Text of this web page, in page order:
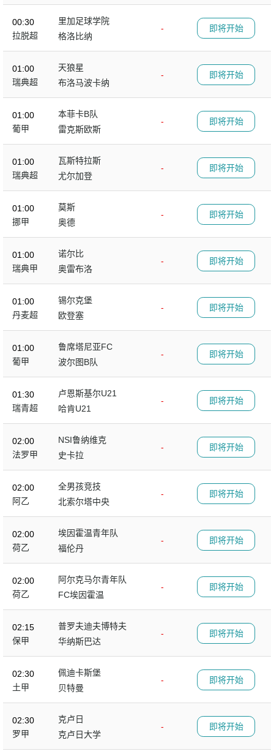
00:30
拉脱超
里加足球学院
-
格洛比纳
即将开始
01:00
瑞典超
天狼星
-
布洛马波卡纳
即将开始
01:00
葡甲
本菲卡B队
-
雷克斯欧斯
即将开始
01:00
瑞典超
瓦斯特拉斯
-
尤尔加登
即将开始
01:00
挪甲
莫斯
-
奥德
即将开始
01:00
瑞典甲
诺尔比
-
奥雷布洛
即将开始
01:00
丹麦超
锡尔克堡
-
欧登塞
即将开始
01:00
葡甲
鲁席塔尼亚FC
-
波尔图B队
即将开始
01:30
瑞青超
卢恩斯基尔U21
-
哈肯U21
即将开始
02:00
法罗甲
NSI鲁纳维克
-
史卡拉
即将开始
02:00
阿乙
全男孩竞技
-
北索尔塔中央
即将开始
02:00
荷乙
埃因霍温青年队
-
福伦丹
即将开始
02:00
荷乙
阿尔克马尔青年队
-
FC埃因霍温
即将开始
02:15
保甲
普罗夫迪夫博特夫
-
华纳斯巴达
即将开始
02:30
土甲
佩迪卡斯堡
-
贝特曼
即将开始
02:30
罗甲
克卢日
-
克卢日大学
即将开始